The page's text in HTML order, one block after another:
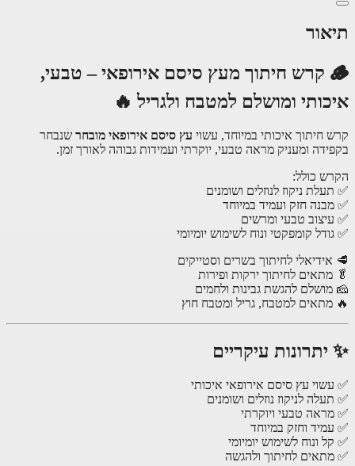
🪵 קרש חיתוך מעץ סיסם אירופאי – טבעי,
ומושלם למטבח ולגריל 🔥
חיתוך איכותי במיוחד, עשויעץ סיסם אירופאי מובחרשנבחר
ומעניק מראה טבעי, יוקרתי ועמידות גבוהה לאורך זמן.
כולל:
ניקוז לנוזלים ושומנים
חזק ועמיד במיוחד
טבעי ומרשים
קומפקטי ונוח לשימוש יומיומי
לחיתוך בשרים וסטייקים
לחיתוך ירקות ופירות
להגשת גבינות ולחמים
למטבח, גריל ומטבח חוץ
עיקריים
עץ סיסם אירופאי איכותי
לניקוז נוזלים ושומנים
טבעי ויוקרתי
וחזק במיוחד
ונוח לשימוש יומיומי
לחיתוך ולהגשה